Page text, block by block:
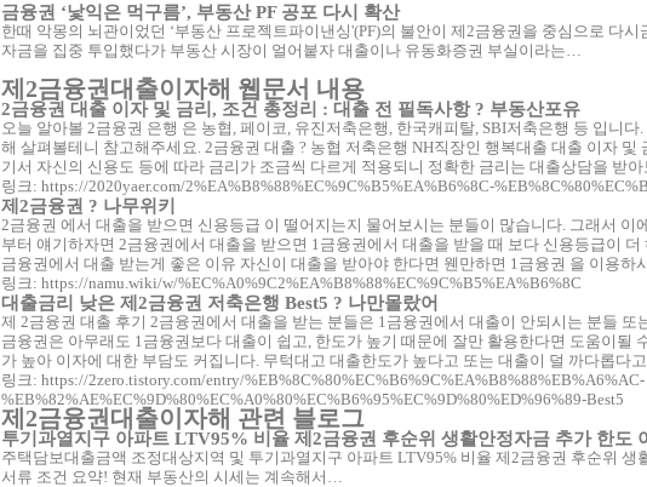
금융권 ‘낯익은 먹구름’, 부동산 PF 공포 다시 확산
한때 악몽의 뇌관이었던 ‘부동산 프로젝트파이낸싱'(PF)의 불안이 제2금융권을 중심으로 다
자금을 집중 투입했다가 부동산 시장이 얼어붙자 대출이나 유동화증권 부실이라는…
제2금융권대출이자해 웹문서 내용
2금융권 대출 이자 및 금리, 조건 총정리 : 대출 전 필독사항 ? 부동산포유
오늘 알아볼 2금융권 은행 은 농협, 페이코, 유진저축은행, 한국캐피탈, SBI저축은행 등 입니다
해 살펴볼테니 참고해주세요. 2금융권 대출 ? 농협 저축은행 NH직장인 행복대출 대출 이자 및
기서 자신의 신용도 등에 따라 금리가 조금씩 다르게 적용되니 정확한 금리는 대출상담을 받
링크: https://2020yaer.com/2%EA%B8%88%EC%9C%B5%EA%B6%8C-
제2금융권 ? 나무위키
2금융권 에서 대출을 받으면 신용등급 이 떨어지는지 물어보시는 분들이 많습니다. 그래서 이
부터 얘기하자면 2금융권에서 대출을 받으면 1금융권에서 대출을 받을 때 보다 신용등급이
금융권에서 대출 받는게 좋은 이유 자신이 대출을 받아야 한다면 웬만하면 1금융권 을 이용
링크: https://namu.wiki/w/%EC%A0%9C2%EA%B8%88%EC%9C%B5%EA%B6%8C
대출금리 낮은 제2금융권 저축은행 Best5 ? 나만몰랐어
제 2금융권 대출 후기 2금융권에서 대출을 받는 분들은 1금융권에서 대출이 안되시는 분들 또
금융권은 아무래도 1금융권보다 대출이 쉽고, 한도가 높기 때문에 잘만 활용한다면 도움이될
가 높아 이자에 대한 부담도 커집니다. 무턱대고 대출한도가 높다고 또는 대출이 덜 까다롭다
링크: https://2zero.tistory.com/entry/%EB%8C%80%EC%B6%9C%EA%B8%88%EB%A6%AC-
%EB%82%AE%EC%9D%80%EC%A0%80%EC%B6%95%EC%9D%80%ED%96%89-Best5
제2금융권대출이자해 관련 블로그
투기과열지구 아파트 LTV95% 비율 제2금융권 후순위 생활안정자금 추가 한도
주택담보대출금액 조정대상지역 및 투기과열지구 아파트 LTV95% 비율 제2금융권 후순위 생
서류 조건 요약! 현재 부동산의 시세는 계속해서…